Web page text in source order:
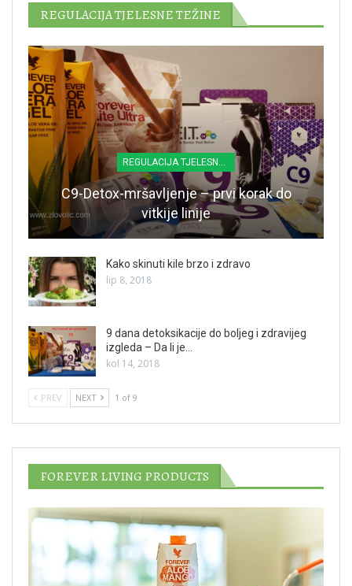
REGULACIJA TJELESNE TEŽINE
C9-Detox-mršavljenje – prvi korak do
vitkije linije
Kako skinuti kile brzo i zdravo
lip 8, 2018
9 dana detoksikacije do boljeg i zdravijeg
izgleda – Da li je…
kol 14, 2018
PREV NEXT 1 of 9
FOREVER LIVING PRODUCTS